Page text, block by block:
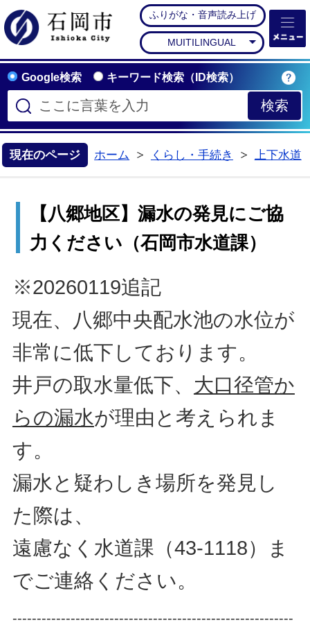
石岡市公式ホームペー
ふりがな・音声読み上げ
MUITILINGUAL
Google検索 キーワード検索（ID検索）
現在のページ ホーム
くらし・手続き
上下水道
【八郷地区】漏水の発見にご協
力ください（石岡市水道課）
※20260119追記
現在、八郷中央配水池の水位が
非常に低下しております。
井戸の取水量低下、 大口径管か
らの漏水が理由と考えられま
す。
漏水と疑わしき場所を発見し
た際は、
遠慮なく水道課（43-1118）ま
でご連絡ください。
----------------------------------------------------------